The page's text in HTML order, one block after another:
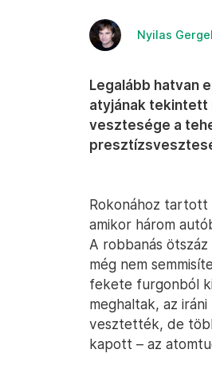
Nyilas
Legalább hatvan
atyjának tekintett
vesztesége a
Rokonához tartott
amikor három
A robbanás
még nem
fekete furgonból
meghaltak, az
vesztették, de
kapott – az